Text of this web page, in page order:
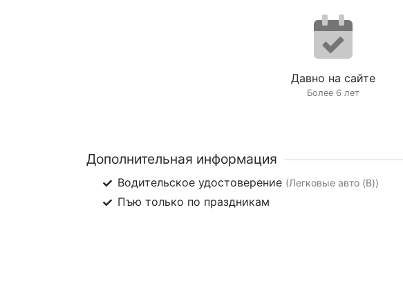
Давно на сайте
Более 6 лет
Дополнительная информация
Водительское удостоверение (Легковые авто (B))
Пъю только по праздникам